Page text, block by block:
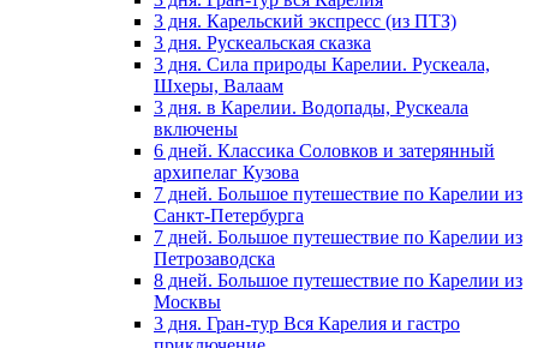
3 дня. Карельский экспресс (из ПТЗ)
3 дня. Рускеальская сказка
3 дня. Сила природы Карелии. Рускеала,
Шхеры, Валаам
3 дня. в Карелии. Водопады, Рускеала
включены
6 дней. Классика Соловков и затерянный
архипелаг Кузова
7 дней. Большое путешествие по Карелии из
Санкт-Петербурга
7 дней. Большое путешествие по Карелии из
Петрозаводска
8 дней. Большое путешествие по Карелии из
Москвы
3 дня. Гран-тур Вся Карелия и гастро